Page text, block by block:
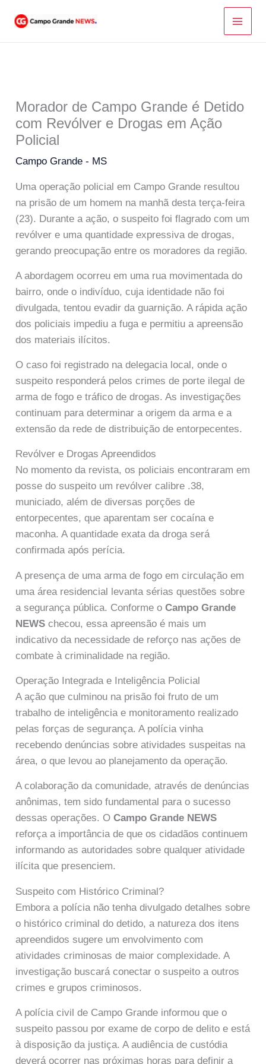
para
Morador de Campo Grande é Detido
com Revólver e Drogas em Ação
Policial
Campo Grande - MS
Uma operação policial em Campo Grande resultou
na prisão de um homem na manhã desta terça-feira
(23). Durante a ação, o suspeito foi flagrado com um
revólver e uma quantidade expressiva de drogas,
gerando preocupação entre os moradores da região.
A abordagem ocorreu em uma rua movimentada do
bairro, onde o indivíduo, cuja identidade não foi
divulgada, tentou evadir da guarnição. A rápida ação
dos policiais impediu a fuga e permitiu a apreensão
dos materiais ilícitos.
O caso foi registrado na delegacia local, onde o
suspeito responderá pelos crimes de porte ilegal de
arma de fogo e tráfico de drogas. As investigações
continuam para determinar a origem da arma e a
extensão da rede de distribuição de entorpecentes.
Revólver e Drogas Apreendidos
No momento da revista, os policiais encontraram em
posse do suspeito um revólver calibre .38,
municiado, além de diversas porções de
entorpecentes, que aparentam ser cocaína e
maconha. A quantidade exata da droga será
confirmada após perícia.
A presença de uma arma de fogo em circulação em
uma área residencial levanta sérias questões sobre
a segurança pública. Conforme oCampo Grande
NEWS checou, essa apreensão é mais um
indicativo da necessidade de reforço nas ações de
combate à criminalidade na região.
Operação Integrada e Inteligência Policial
A ação que culminou na prisão foi fruto de um
trabalho de inteligência e monitoramento realizado
pelas forças de segurança. A polícia vinha
recebendo denúncias sobre atividades suspeitas na
área, o que levou ao planejamento da operação.
A colaboração da comunidade, através de denúncias
anônimas, tem sido fundamental para o sucesso
dessas operações. OCampo Grande NEWS
reforça a importância de que os cidadãos continuem
informando as autoridades sobre qualquer atividade
ilícita que presenciem.
Suspeito com Histórico Criminal?
Embora a polícia não tenha divulgado detalhes sobre
o histórico criminal do detido, a natureza dos itens
apreendidos sugere um envolvimento com
atividades criminosas de maior complexidade. A
investigação buscará conectar o suspeito a outros
crimes e grupos criminosos.
A polícia civil de Campo Grande informou que o
suspeito passou por exame de corpo de delito e está
à disposição da justiça. A audiência de custódia
deverá ocorrer nas próximas horas para definir a